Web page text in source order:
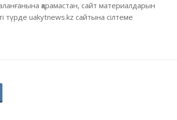
қарамастан, сайт материалдарын
түрде uakytnews.kz сайтына сілтеме